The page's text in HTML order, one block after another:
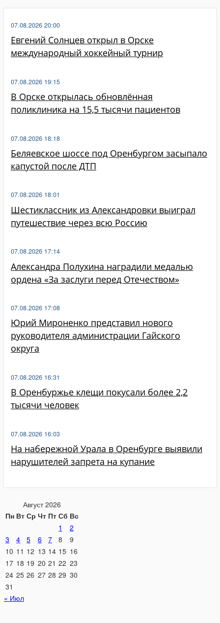
Евгений Солнцев открыл в Орске
международный хоккейный турнир
07.08.2026 20:00
В Орске открылась обновлённая
поликлиника на 15,5 тысячи пациентов
07.08.2026 19:15
Беляевское шоссе под Оренбургом засыпало
капустой после ДТП
07.08.2026 18:18
Шестиклассник из Александровки выиграл
путешествие через всю Россию
07.08.2026 18:01
Александра Полухина наградили медалью
ордена «За заслуги перед Отечеством»
07.08.2026 17:14
Юрий Мироненко представил нового
руководителя администрации Гайского
округа
07.08.2026 17:08
В Оренбуржье клещи покусали более 2,2
тысячи человек
07.08.2026 16:31
На набережной Урала в Оренбурге выявили
нарушителей запрета на купание
07.08.2026 16:03
Август 2026
Пн Вт Ср Чт Пт Сб Вс
1
2
3
4 5 6 7 8
9
10 11 12 13 14 15 16
17 18 19 20 21 22 23
24 25 26 27 28 29 30
31
« Июл